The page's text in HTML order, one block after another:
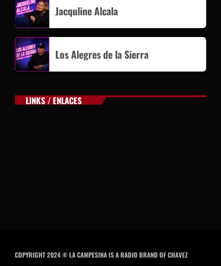
Jacquline Alcala
Los Alegres de la Sierra
LINKS / ENLACES
COPYRIGHT 2024 © LA CAMPESINA IS A RADIO BRAND OF CHAVEZ